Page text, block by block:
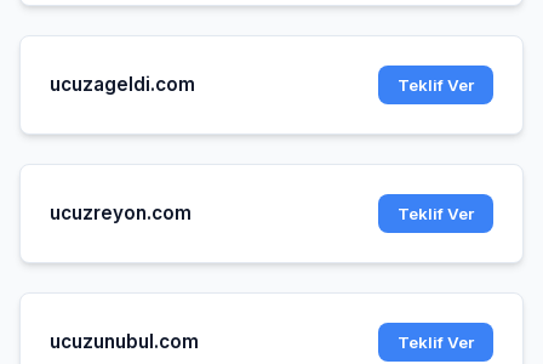
ucuzageldi.com Teklif Ver
ucuzreyon.com Teklif Ver
ucuzunubul.com Teklif Ver